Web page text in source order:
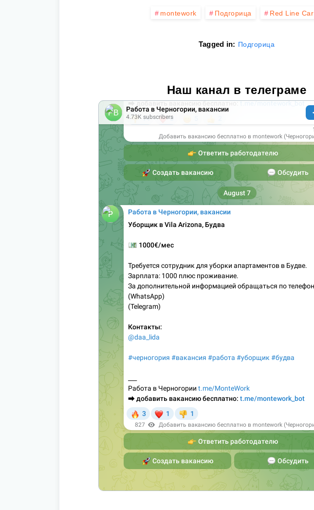
montework Подгорица Red Line Car
Tagged in: Подгорица
Наш канал в телеграме